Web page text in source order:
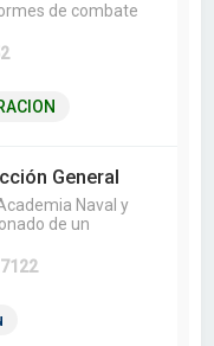
de combate
General
Naval y
de un
7122